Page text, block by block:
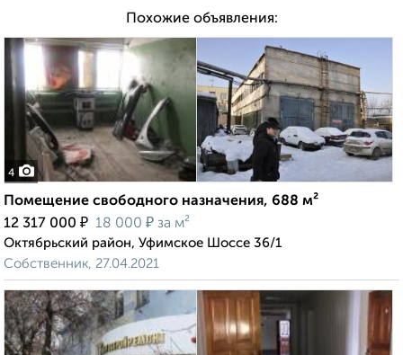
Похожие объявления:
4
Помещение свободного назначения, 688 м²
12 317 000 ₽ 18 000 ₽ за м²
Октябрьский район, Уфимское Шоссе 36/1
Собственник, 27.04.2021